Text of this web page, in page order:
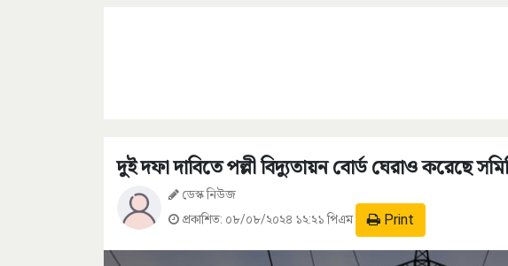
দুই দফা দাবিতে পল্লী বিদ্যুতায়ন বোর্ড ঘেরাও করেছে
ডেস্ক নিউজ
প্রকাশিত: ০৮/০৮/২০২৪ ১২:২১ পিএম Print